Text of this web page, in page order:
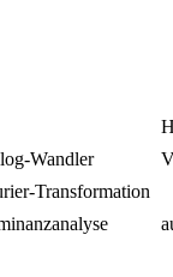
Wandler
Transformation